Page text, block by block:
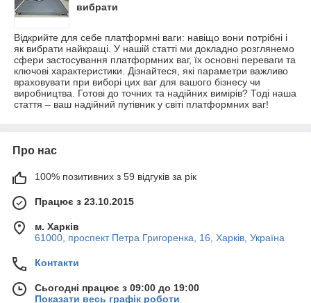
вибрати
Відкрийте для себе платформні ваги: ​​навіщо вони потрібні і
як вибрати найкращі. У нашій статті ми докладно розглянемо
сфери застосування платформних ваг, їх основні переваги та
ключові характеристики. Дізнайтеся, які параметри важливо
враховувати при виборі цих ваг для вашого бізнесу чи
виробництва. Готові до точних та надійних вимірів? Тоді наша
стаття – ваш надійний путівник у світі платформних ваг!
Про нас
100% позитивних з 59 відгуків за рік
Працює з 23.10.2015
м. Харків
61000, проспект Петра Григоренка, 16, Харків, Україна
Контакти
Сьогодні працює з 09:00 до 19:00
Показати весь графік роботи